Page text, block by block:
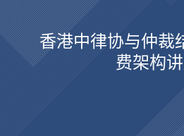
香港中律协与仲裁
费架构